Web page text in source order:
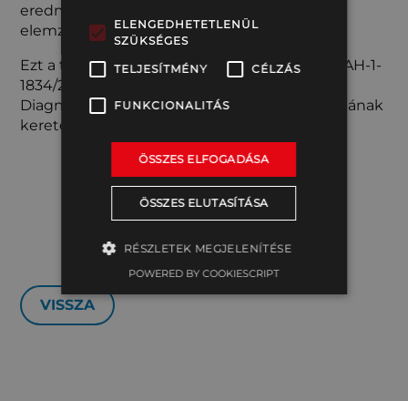
eredmények alapján pontos diagnózist és
elemzést nyújtson.
Ezt a tevékenységet a Trans Lex Work Kft. (NAH-1-
1834/2023 nyilvántartási számú) akkreditált
Diagnosztikai és Anyagvizsgáló Laboratóriumának
keretén belül végezzük.
AJÁNLATKÉRÉS
VISSZA
ELENGEDHETETLENÜL
SZÜKSÉGES
TELJESÍTMÉNY CÉLZÁS
FUNKCIONALITÁS
ÖSSZES ELFOGADÁSA
ÖSSZES ELUTASÍTÁSA
RÉSZLETEK MEGJELENÍTÉSE
POWERED BY COOKIESCRIPT